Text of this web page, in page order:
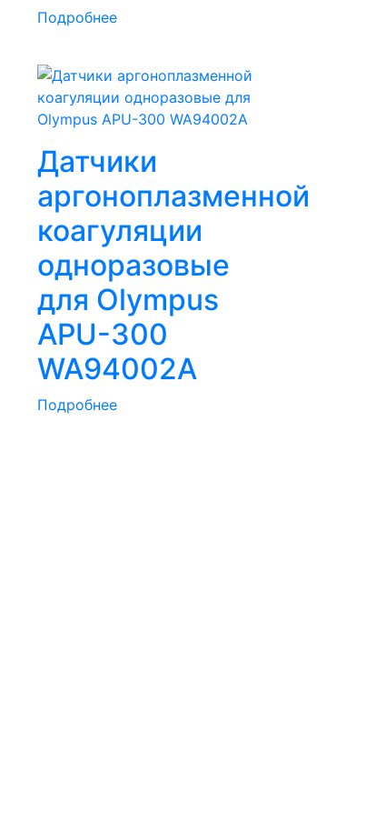
Подробнее
Датчики
аргоноплазменной
коагуляции
одноразовые
для Olympus
APU-300
WA94002A
Подробнее